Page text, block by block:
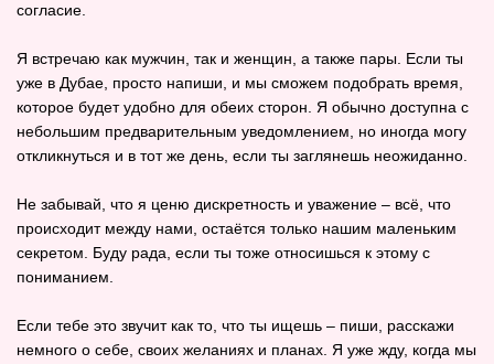
согласие.
Я встречаю как мужчин, так и женщин, а также пары. Если ты
уже в Дубае, просто напиши, и мы сможем подобрать время,
которое будет удобно для обеих сторон. Я обычно доступна с
небольшим предварительным уведомлением, но иногда могу
откликнуться и в тот же день, если ты заглянешь неожиданно.
Не забывай, что я ценю дискретность и уважение – всё, что
происходит между нами, остаётся только нашим маленьким
секретом. Буду радa, если ты тоже относишься к этому с
пониманием.
Если тебе это звучит как то, что ты ищешь – пиши, расскажи
немного о себе, своих желаниях и планах. Я уже жду, когда мы